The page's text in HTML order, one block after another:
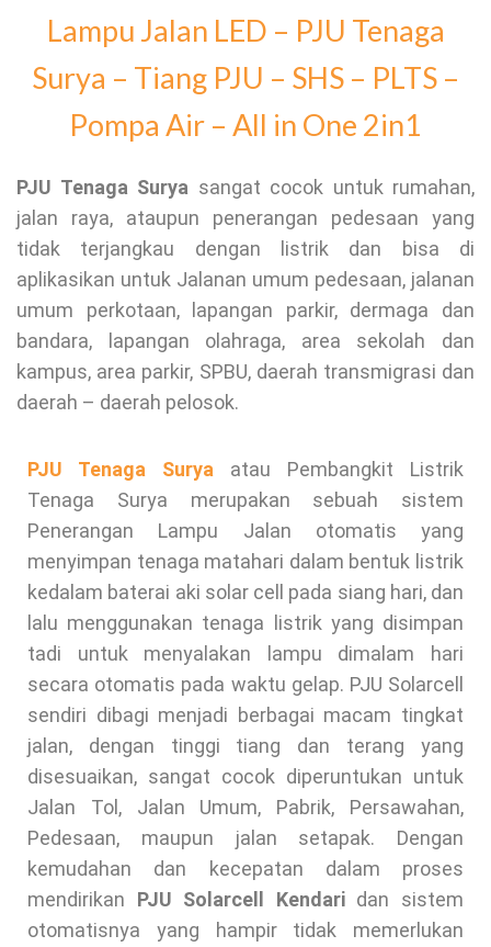
Lampu Jalan LED – PJU Tenaga
Surya – Tiang PJU – SHS – PLTS –
Pompa Air – All in One 2in1
PJU Tenaga Surya sangat cocok untuk rumahan,
jalan raya, ataupun penerangan pedesaan yang
tidak terjangkau dengan listrik dan bisa di
aplikasikan untuk Jalanan umum pedesaan, jalanan
umum perkotaan, lapangan parkir, dermaga dan
bandara, lapangan olahraga, area sekolah dan
kampus, area parkir, SPBU, daerah transmigrasi dan
daerah – daerah pelosok.
PJU Tenaga Surya
atau Pembangkit Listrik
Tenaga Surya merupakan sebuah sistem
Penerangan Lampu Jalan otomatis yang
menyimpan tenaga matahari dalam bentuk listrik
kedalam baterai aki solar cell pada siang hari, dan
lalu menggunakan tenaga listrik yang disimpan
tadi untuk menyalakan lampu dimalam hari
secara otomatis pada waktu gelap. PJU Solarcell
sendiri dibagi menjadi berbagai macam tingkat
jalan, dengan tinggi tiang dan terang yang
disesuaikan, sangat cocok diperuntukan untuk
Jalan Tol, Jalan Umum, Pabrik, Persawahan,
Pedesaan, maupun jalan setapak. Dengan
kemudahan dan kecepatan dalam proses
mendirikan PJU Solarcell Kendari dan sistem
otomatisnya yang hampir tidak memerlukan